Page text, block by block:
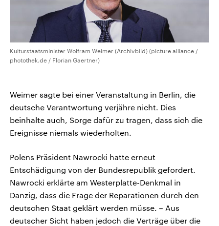
Kulturstaatsminister Wolfram Weimer (Archivbild) (picture alliance /
photothek.de / Florian Gaertner)
Weimer sagte bei einer Veranstaltung in Berlin, die
deutsche Verantwortung verjähre nicht. Dies
beinhalte auch, Sorge dafür zu tragen, dass sich die
Ereignisse niemals wiederholten.
Polens Präsident Nawrocki hatte erneut
Entschädigung von der Bundesrepublik gefordert.
Nawrocki erklärte am Westerplatte-Denkmal in
Danzig, dass die Frage der Reparationen durch den
deutschen Staat geklärt werden müsse. – Aus
deutscher Sicht haben jedoch die Verträge über die